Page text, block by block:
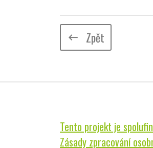
keyboard_backspace Zpět
Tento projekt je
Zásady zpracování